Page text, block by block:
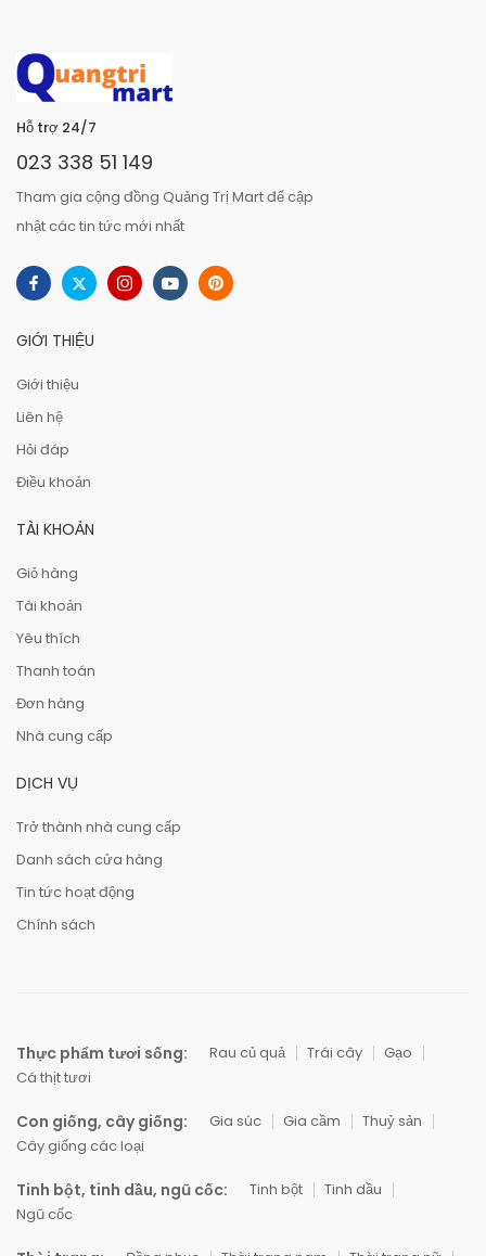
Hỗ trợ 24/7
023 338 51 149
Tham gia cộng đồng Quảng Trị Mart để cập
nhật các tin tức mới nhất
GIỚI THIỆU
Giới thiệu
Liên hệ
Hỏi đáp
Điều khoản
TÀI KHOẢN
Giỏ hàng
Tài khoản
Yêu thích
Thanh toán
Đơn hàng
Nhà cung cấp
DỊCH VỤ
Trở thành nhà cung cấp
Danh sách cửa hàng
Tin tức hoạt động
Chính sách
Thực phẩm tươi sống: Rau củ quả Trái cây
Gạo
Cá thịt tươi
Con giống, cây giống: Gia súc Gia cầm
Thuỷ sản
Cây giống các loại
Tinh bột, tinh dầu, ngũ cốc: Tinh bột
Tinh dầu
Ngũ cốc